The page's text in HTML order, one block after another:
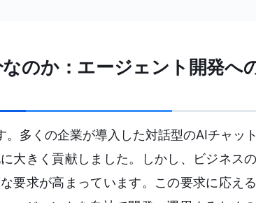
のか：エージェント開発へ
多くの企業が導入した対話型のAIチャッ
大きく貢献しました。しかし、ビジネス
要求が高まっています。この要求に応え